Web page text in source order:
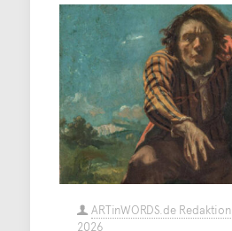
ARTinWORDS.de Redaktion
2026